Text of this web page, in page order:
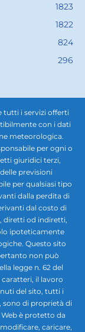
1823
1822
824
296
tutti i servizi offerti
con i dati
meteorologica.
per ogni o
giuridici terzi,
previsioni
per qualsiasi tipo
dalla perdita di
dal costo di
diretti od indiretti,
ipoteticamente
Questo sito
non può
legge n. 62 del
caratteri, il lavoro
del sito, tutti i
di proprietà di
è protetto da
caricare,